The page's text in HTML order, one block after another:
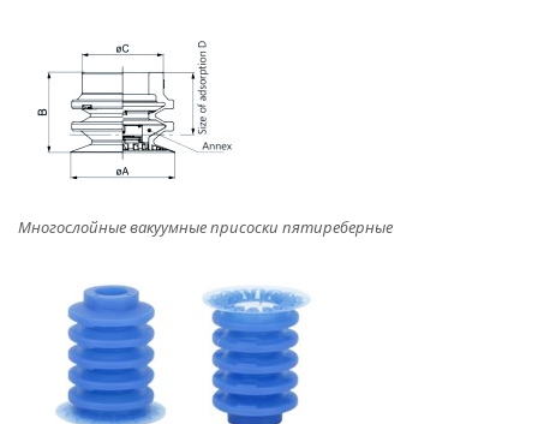
Многослойные вакуумные присоски пятиреберные